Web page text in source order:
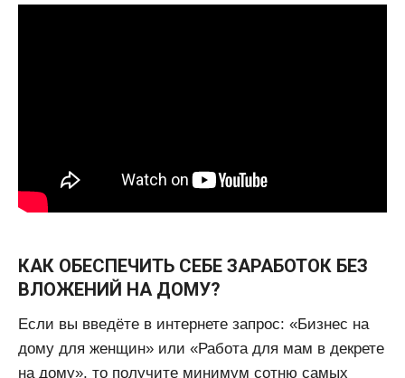
КАК ОБЕСПЕЧИТЬ СЕБЕ ЗАРАБОТОК БЕЗ
ВЛОЖЕНИЙ НА ДОМУ?
Если вы введёте в интернете запрос: «Бизнес на
дому для женщин» или «Работа для мам в декрете
на дому», то получите минимум сотню самых